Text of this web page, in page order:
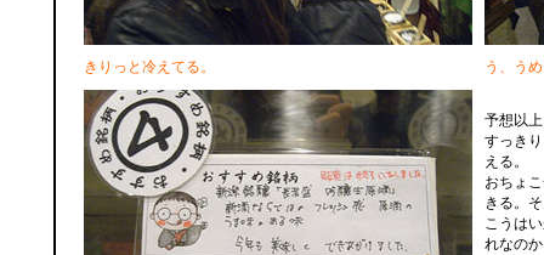
きりっと冷えてる。 う、う
予想以
すっき
える。
おちょ
きる。
こうは
れなの